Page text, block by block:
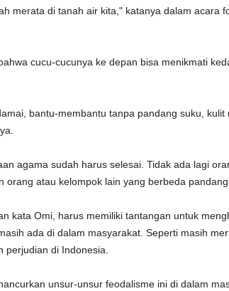
merata di tanah air kita," katanya dalam acara
cucu-cucunya ke depan bisa menikmati
bantu-membantu tanpa pandang suku, kulit
agama sudah harus selesai. Tidak ada lagi
orang atau kelompok lain yang berbeda
kata Omi, harus memiliki tantangan untuk
ada di dalam masyarakat. Seperti masih
perjudian di Indonesia.
unsur-unsur feodalisme ini di dalam